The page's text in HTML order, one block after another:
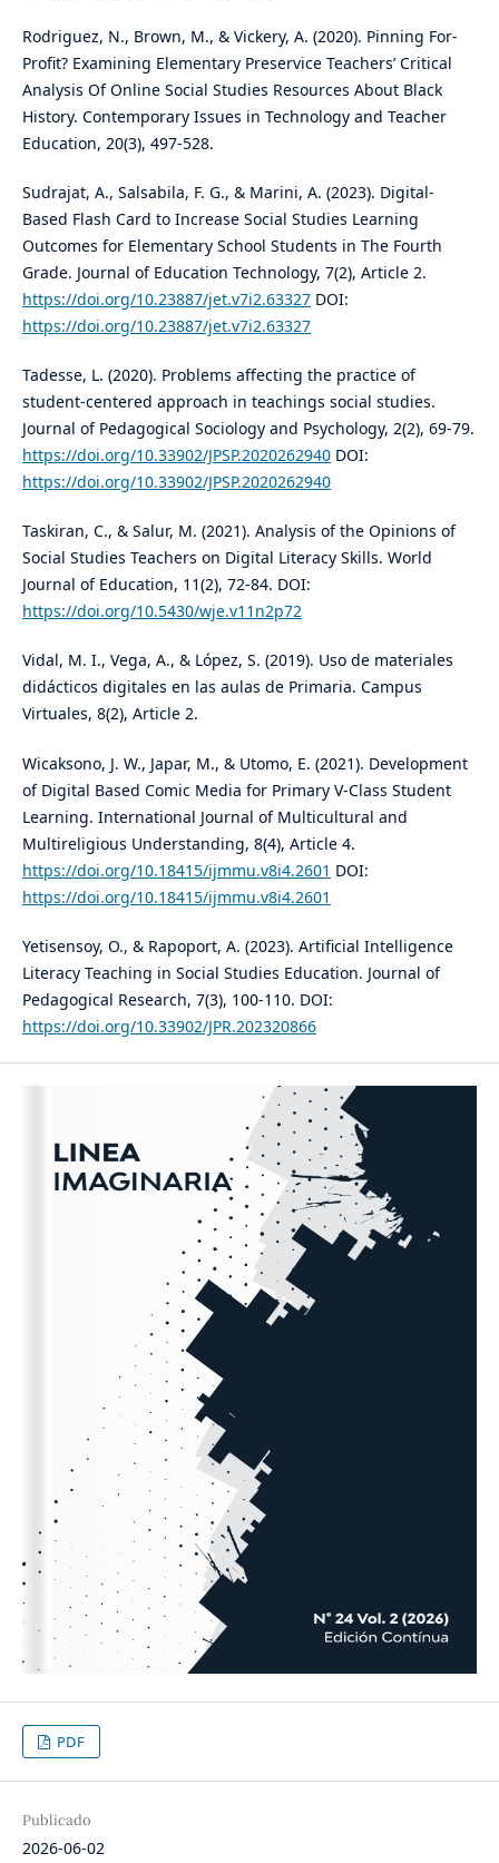
Rodriguez, N., Brown, M., & Vickery, A. (2020). Pinning For-
Profit? Examining Elementary Preservice Teachers’ Critical
Analysis Of Online Social Studies Resources About Black
History. Contemporary Issues in Technology and Teacher
Education, 20(3), 497-528.
Sudrajat, A., Salsabila, F. G., & Marini, A. (2023). Digital-
Based Flash Card to Increase Social Studies Learning
Outcomes for Elementary School Students in The Fourth
Grade. Journal of Education Technology, 7(2), Article 2.
https://doi.org/10.23887/jet.v7i2.63327DOI:
https://doi.org/10.23887/jet.v7i2.63327
Tadesse, L. (2020). Problems affecting the practice of
student-centered approach in teachings social studies.
Journal of Pedagogical Sociology and Psychology, 2(2), 69-79.
https://doi.org/10.33902/JPSP.2020262940DOI:
https://doi.org/10.33902/JPSP.2020262940
Taskiran, C., & Salur, M. (2021). Analysis of the Opinions of
Social Studies Teachers on Digital Literacy Skills. World
Journal of Education, 11(2), 72-84. DOI:
https://doi.org/10.5430/wje.v11n2p72
Vidal, M. I., Vega, A., & López, S. (2019). Uso de materiales
didácticos digitales en las aulas de Primaria. Campus
Virtuales, 8(2), Article 2.
Wicaksono, J. W., Japar, M., & Utomo, E. (2021). Development
of Digital Based Comic Media for Primary V-Class Student
Learning. International Journal of Multicultural and
Multireligious Understanding, 8(4), Article 4.
https://doi.org/10.18415/ijmmu.v8i4.2601 DOI:
https://doi.org/10.18415/ijmmu.v8i4.2601
Yetisensoy, O., & Rapoport, A. (2023). Artificial Intelligence
Literacy Teaching in Social Studies Education. Journal of
Pedagogical Research, 7(3), 100-110. DOI:
https://doi.org/10.33902/JPR.202320866
PDF
Publicado
2026-06-02